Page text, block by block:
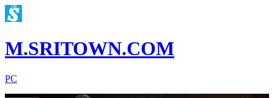
M.SRITOWN.COM
PC